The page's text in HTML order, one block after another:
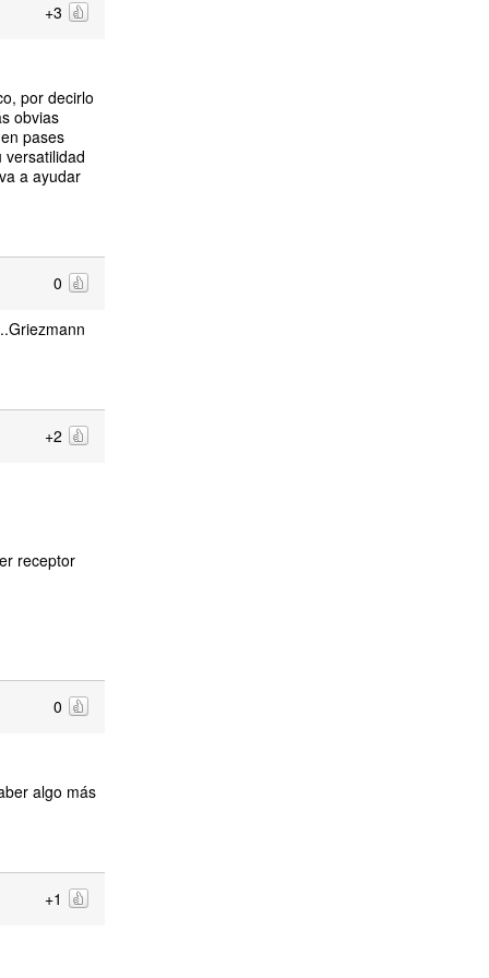
+3
por decirlo
obvias
pases
versatilidad
a ayudar
0
+2
receptor
0
algo más
+1